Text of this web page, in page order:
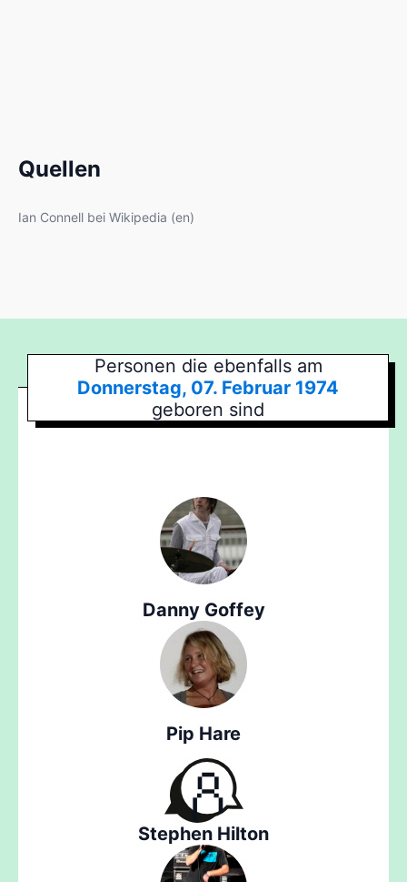
Quellen
Ian Connell bei Wikipedia (en)
Personen die ebenfalls am
Donnerstag, 07. Februar 1974
geboren sind
Danny Goffey
Pip Hare
Stephen Hilton